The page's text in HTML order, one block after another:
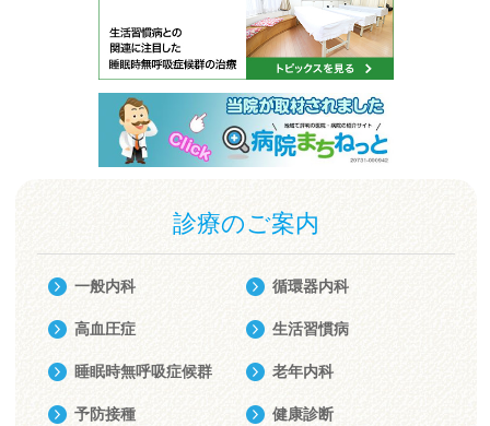
診療のご案内
一般内科 循環器内科
高血圧症 生活習慣病
睡眠時無呼吸症候群 老年内科
予防接種 健康診断